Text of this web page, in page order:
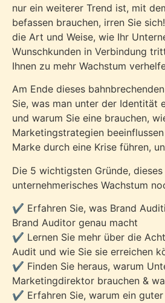
nur ein weiterer Trend ist, mit
befassen brauchen, irren Sie
die Art und Weise, wie Ihr
Wunschkunden in Verbindung
Ihnen zu mehr Wachstum
Am Ende dieses
Sie, was man unter der Identität
und warum Sie eine brauchen,
Marketingstrategien
Marke durch eine Krise führen,
Die 5 wichtigsten Gründe,
unternehmerisches Wachstum
✔️ Erfahren Sie, was Brand
Brand Auditor genau macht
✔️ Lernen Sie mehr über die
Audit und wie Sie sie erreichen
✔️ Finden Sie heraus, warum
Marketingdirektor brauchen &
✔️ Erfahren Sie, warum ein